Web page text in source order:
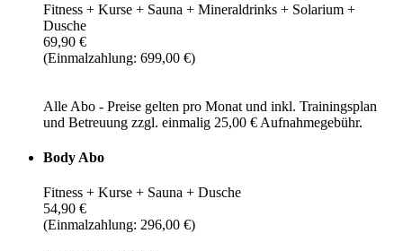
Fitness + Kurse + Sauna + Mineraldrinks + Solarium +
Dusche
69,90 €
(Einmalzahlung: 699,00 €)
Alle Abo - Preise gelten pro Monat und inkl. Trainingsplan
und Betreuung zzgl. einmalig 25,00 € Aufnahmegebühr.
Body Abo
Fitness + Kurse + Sauna + Dusche
54,90 €
(Einmalzahlung: 296,00 €)